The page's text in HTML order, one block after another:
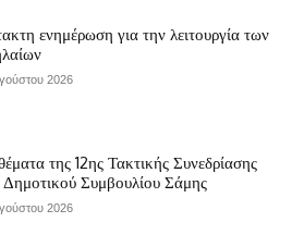
ενημέρωση για την λειτουργία των
2026
της 12ης Τακτικής Συνεδρίασης
Δημοτικού Συμβουλίου Σάμης
2026